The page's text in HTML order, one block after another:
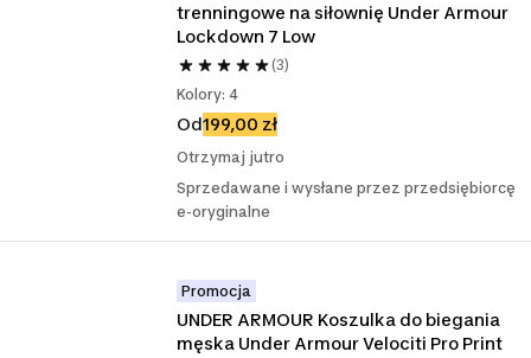
trenningowe na siłownię Under Armour
Lockdown 7 Low
(3)
Kolory: 4
Od199,00 zł
Otrzymaj jutro
Sprzedawane i wysłane przez przedsiębiorcę
e-oryginalne
Promocja
UNDER ARMOUR Koszulka do biegania
męska Under Armour Velociti Pro Print